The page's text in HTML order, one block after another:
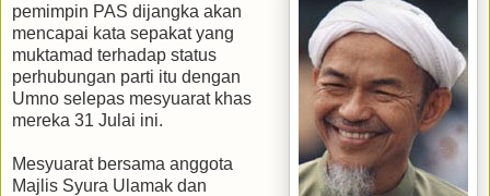
pemimpin PAS dijangka akan
mencapai kata sepakat yang
muktamad terhadap status
perhubungan parti itu dengan
Umno selepas mesyuarat khas
mereka 31 Julai ini.
Mesyuarat bersama anggota
Majlis Syura Ulamak dan